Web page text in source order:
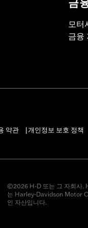
금
모터
금융
약관
개인정보 보호 정책
©2026 H-D 또는 그 자회사.
는 Harley-Davidson Motor
인 자산입니다.